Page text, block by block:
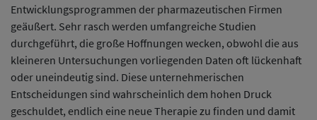
Entwicklungsprogrammen der pharmazeutischen Firmen
geäußert. Sehr rasch werden umfangreiche Studien
durchgeführt, die große Hoffnungen wecken, obwohl die aus
kleineren Untersuchungen vorliegenden Daten oft lückenhaft
oder uneindeutig sind. Diese unternehmerischen
Entscheidungen sind wahrscheinlich dem hohen Druck
geschuldet, endlich eine neue Therapie zu finden und damit